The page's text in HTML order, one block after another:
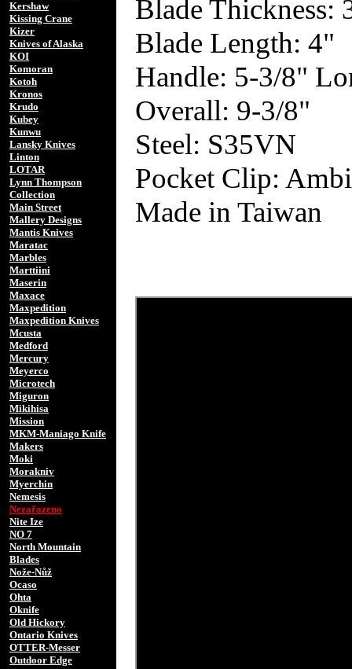
Kershaw
Kissing Crane
Kizer
Knives of Alaska
KOI
Komoran
Kotoh
Kronos
Krudo
Kubey
Kunwu
Lansky Knives
Linton
LOTAR
Lynn Thompson
Collection
Main Street
Mallery Designs
Mantis Knives
Maratac
Marbles
Marttiini
Maserin
Maxace
Maxpedition
Maxpedition Knives
Mcusta
Medford
Mercury
Meyerco
Microtech
Miguron
Mikihisa
Mission
MKM-Maniago Knife
Makers
Moki
Morakniv
Myerchin
Nemesis
Nezařazeno
Nite Ize
NO 7
North Mountain
Blades
Nože-Nůž
Ocaso
Ohta
Oknife
Old Hickory
Ontario Knives
OTTER-Messer
Outdoor Edge
Blade Thickness:
Blade Length: 4"
Handle: 5-3/8"
Overall: 9-3/8"
Steel: S35VN
Pocket Clip:
Made in Taiwan